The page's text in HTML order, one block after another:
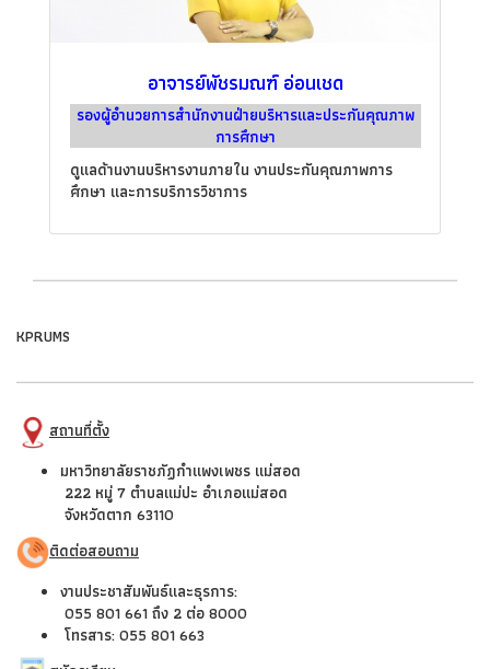
อาจารย์พัชรมณฑ์ อ่อนเชด
รองผู้อำนวยการสำนักงานฝ่ายบริหารและประกันคุณภาพ
การศึกษา
ดูแลด้านงานบริหารงานภายใน งานประกันคุณภาพการ
ศึกษา และการบริการวิชาการ
KPRUMS
สถานที่ตั้ง
มหาวิทยาลัยราชภัฏกำแพงเพชร แม่สอด
222 หมู่ 7 ตำบลแม่ปะ อำเภอแม่สอด
จังหวัดตาก 63110
ติดต่อสอบถาม
งานประชาสัมพันธ์และธุรการ:
055 801 661 ถึง 2 ต่อ 8000
โทรสาร: 055 801 663